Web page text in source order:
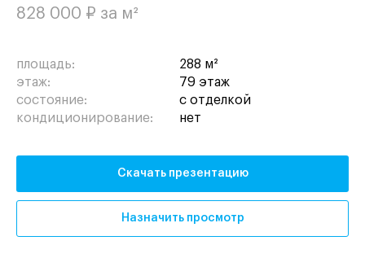
828 000 ₽ за м²
площадь:
288 м²
этаж:
79 этаж
состояние:
с отделкой
кондиционирование:
нет
Скачать презентацию
Назначить просмотр